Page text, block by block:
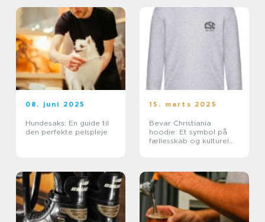
08. juni 2025
Hundesaks: En guide til
den perfekte pelspleje
15. marts 2025
Bevar Christiania
hoodie: Et symbol på
fællesskab og kulturel